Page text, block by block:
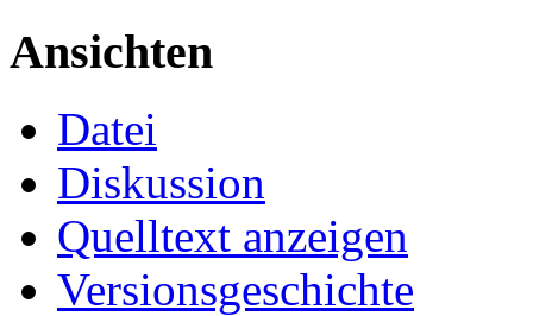
Ansichten
Datei
Diskussion
Quelltext anzeigen
Versionsgeschichte